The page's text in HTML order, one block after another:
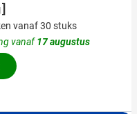
vanaf 30 stuks
vanaf17 augustus